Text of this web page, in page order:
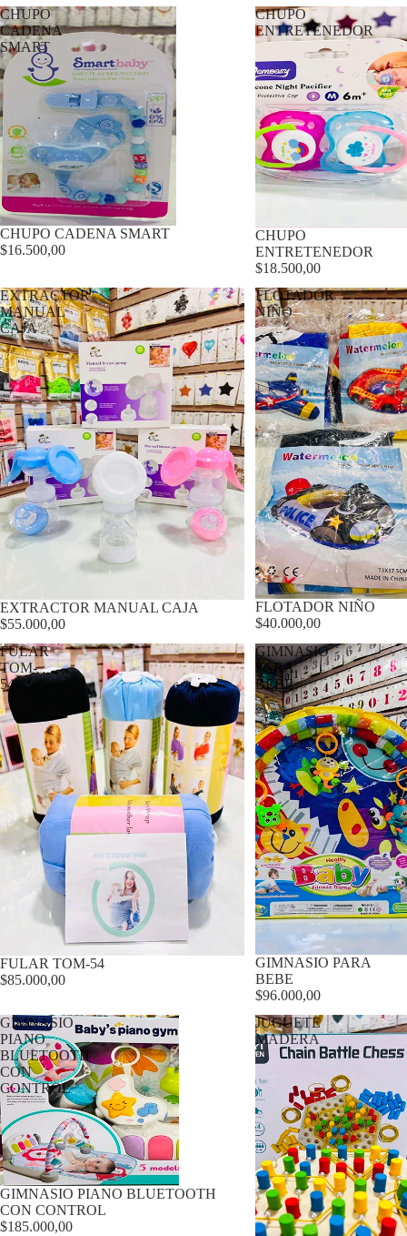
CHUPO
CADENA
SMART
CHUPO CADENA SMART
$16.500,00
CHUPO
ENTRETENEDOR
CHUPO
ENTRETENEDOR
$18.500,00
EXTRACTOR
MANUAL
CAJA
EXTRACTOR MANUAL CAJA
$55.000,00
FLOTADOR
NIÑO
FLOTADOR NIÑO
$40.000,00
FULAR
TOM-
54
FULAR TOM-54
$85.000,00
GIMNASIO
PARA
BEBE
GIMNASIO PARA
BEBE
$96.000,00
GIMNASIO
PIANO
BLUETOOTH
CON
CONTROL
GIMNASIO PIANO BLUETOOTH
CON CONTROL
$185.000,00
JUGUETE
MADERA